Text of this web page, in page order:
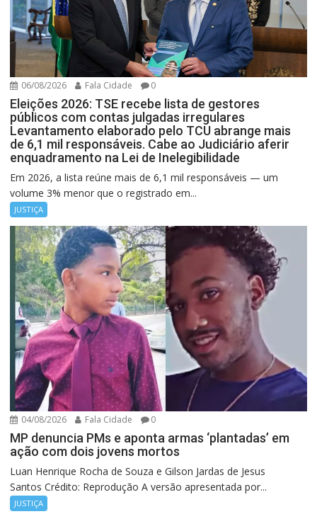
06/08/2026 Fala Cidade 0
Eleições 2026: TSE recebe lista de gestores
públicos com contas julgadas irregulares
Levantamento elaborado pelo TCU abrange mais
de 6,1 mil responsáveis. Cabe ao Judiciário aferir
enquadramento na Lei de Inelegibilidade
Em 2026, a lista reúne mais de 6,1 mil responsáveis — um
volume 3% menor que o registrado em...
JUSTIÇA
04/08/2026 Fala Cidade 0
MP denuncia PMs e aponta armas ‘plantadas’ em
ação com dois jovens mortos
Luan Henrique Rocha de Souza e Gilson Jardas de Jesus
Santos Crédito: Reprodução A versão apresentada por...
JUSTIÇA